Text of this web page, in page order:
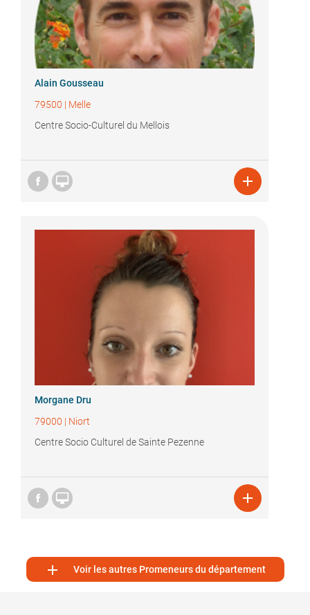
Alain Gousseau
79500 | Melle
Centre Socio-Culturel du Mellois
 
Morgane Dru
79000 | Niort
Centre Socio Culturel de Sainte Pezenne
 
 Voir les autres Promeneurs du département